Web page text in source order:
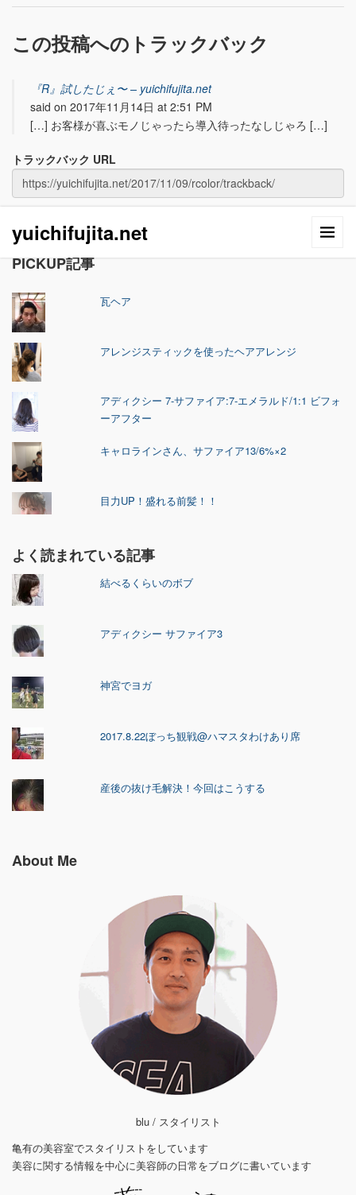
この投稿へのトラックバック
『R』試したじぇ〜 – yuichifujita.net
said on 2017年11月14日 at 2:51 PM
[…] お客様が喜ぶモノじゃったら導入待ったなしじゃろ […]
トラックバック URL
yuichifujita.net
PICKUP記事
瓦ヘア
アレンジスティックを使ったヘアアレンジ
アディクシー 7-サファイア:7-エメラルド/1:1 ビフォ
ーアフター
キャロラインさん、サファイア13/6%×2
目力UP！盛れる前髪！！
よく読まれている記事
結べるくらいのボブ
アディクシー サファイア3
神宮でヨガ
2017.8.22ぼっち観戦@ハマスタわけあり席
産後の抜け毛解決！今回はこうする
About Me
blu / スタイリスト
亀有の美容室でスタイリストをしています
美容に関する情報を中心に美容師の日常をブログに書いています